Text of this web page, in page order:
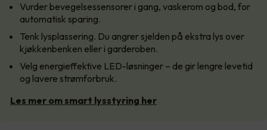
Vurder bevegelsessensorer i gang, vaskerom og bod, for
automatisk sparing.
Tenk lysplassering. Du angrer sjelden på ekstra lys over
kjøkkenbenken eller i garderoben.
Velg energieffektive LED-løsninger – de gir lengre levetid
og lavere strømforbruk.
Les mer om smart lysstyring her